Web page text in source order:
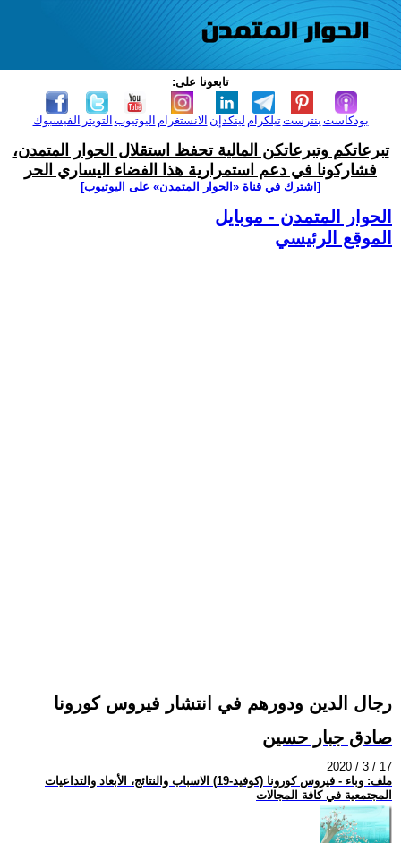
تابعونا على:
الفيسبوك التويتر اليوتيوب الانستغرام لينكدإن تيلكرامبنترست بودكاست
تبرعاتكم وتبرعاتكن المالية تحفظ استقلال الحوار المتمدن،
فشاركونا في دعم استمرارية هذا الفضاء اليساري الحر
[اشترك في قناة ‫«الحوار المتمدن» على اليوتيوب]
الحوار المتمدن - موبايل
الموقع الرئيسي
رجال الدين ودورهم في انتشار فيروس كورونا
صادق جبار حسين
2020 / 3 / 17
ملف: وباء - فيروس كورونا (كوفيد-19) الاسباب والنتائج، الأبعاد والتداعيات
المجتمعية في كافة المجالات